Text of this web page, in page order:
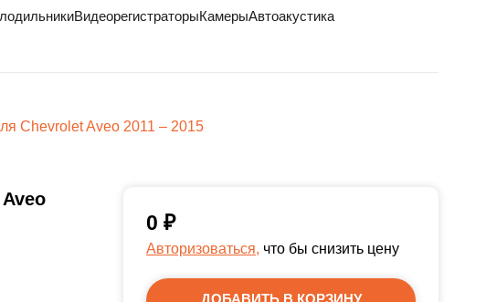
ВидеорегистраторыКамерыАвтоакустика
Chevrolet Aveo 2011 – 2015
0 ₽
Авторизоваться, что бы снизить цену
ДОБАВИТЬ В КОРЗИНУ